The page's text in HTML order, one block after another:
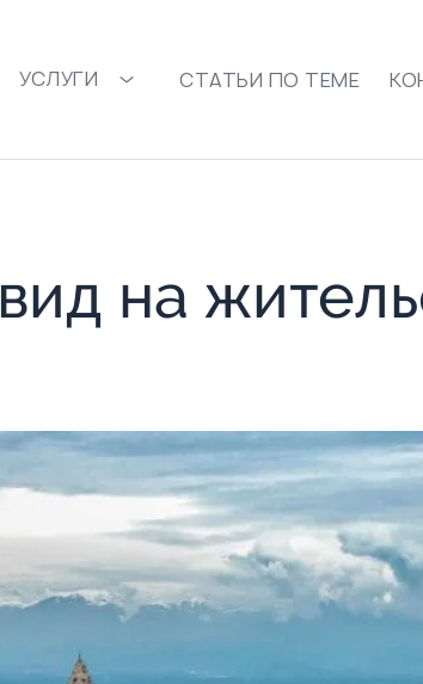
УСЛУГИ СТАТЬИ ПО ТЕМЕ
на